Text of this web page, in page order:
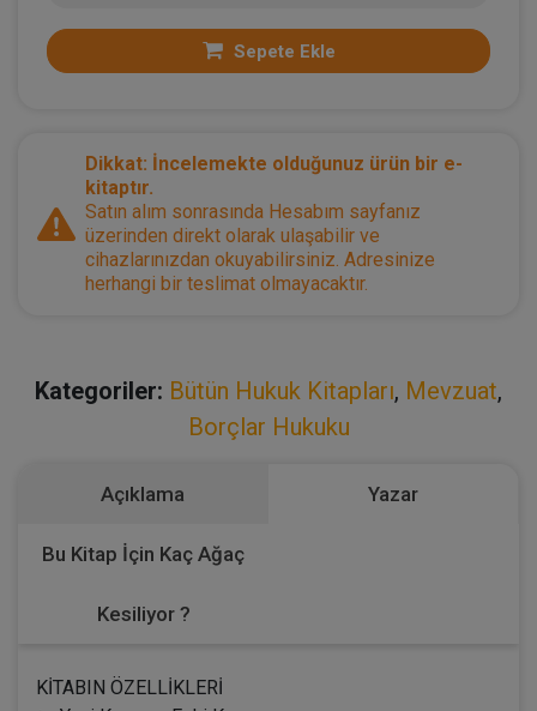
Sepete Ekle
Dikkat: İncelemekte olduğunuz ürün bir e-
kitaptır.
Satın alım sonrasında Hesabım sayfanız
üzerinden direkt olarak ulaşabilir ve
cihazlarınızdan okuyabilirsiniz. Adresinize
herhangi bir teslimat olmayacaktır.
Kategoriler: Bütün Hukuk Kitapları, Mevzuat,
Borçlar Hukuku
Açıklama Yazar
Bu Kitap İçin Kaç Ağaç
Kesiliyor ?
KİTABIN ÖZELLİKLERİ